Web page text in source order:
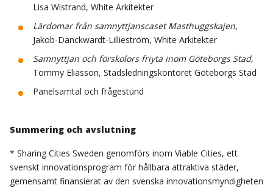
Lisa Wistrand, White Arkitekter
Lärdomar från samnyttjanscasetMasthuggskajen,
Jakob-Danckwardt-Lillieström, White Arkitekter
Samnyttjan och förskolors friyta inom Göteborgs Stad,
Tommy Eliasson, Stadsledningskontoret Göteborgs Stad
Panelsamtal och frågestund
Summering och avslutning
* Sharing Cities Sweden genomförs inom Viable Cities, ett
svenskt innovationsprogram för hållbara attraktiva städer,
gemensamt finansierat av den svenska innovationsmyndigheten